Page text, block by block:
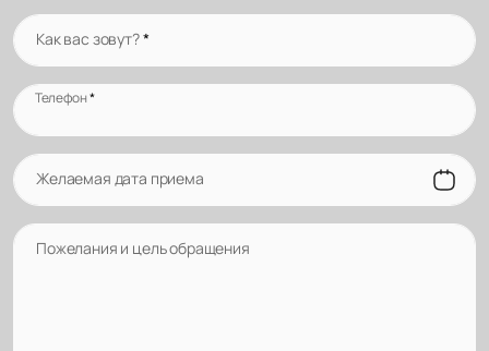
Как вас зовут?*
Телефон*
Желаемая дата приема
Пожелания и цель обращения